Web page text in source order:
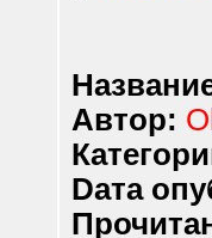
Автор:
Dата